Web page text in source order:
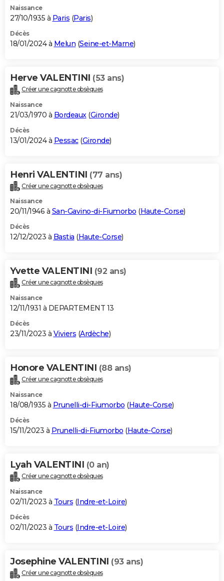
Naissance
27/10/1935 à Paris (Paris)
Décès
18/01/2024 à Melun (Seine-et-Marne)
Herve VALENTINI (53 ans)
Créer une cagnotte obsèques
Naissance
21/03/1970 à Bordeaux (Gironde)
Décès
13/01/2024 à Pessac(Gironde)
Henri VALENTINI (77 ans)
Créer une cagnotte obsèques
Naissance
20/11/1946 à San-Gavino-di-Fiumorbo (Haute-Corse)
Décès
12/12/2023 à Bastia (Haute-Corse)
Yvette VALENTINI (92 ans)
Créer une cagnotte obsèques
Naissance
12/11/1931 à DEPARTEMENT 13
Décès
23/11/2023 à Viviers (Ardèche)
Honore VALENTINI (88 ans)
Créer une cagnotte obsèques
Naissance
18/08/1935 à Prunelli-di-Fiumorbo (Haute-Corse)
Décès
15/11/2023 à Prunelli-di-Fiumorbo (Haute-Corse)
Lyah VALENTINI (0 an)
Créer une cagnotte obsèques
Naissance
02/11/2023 à Tours (Indre-et-Loire)
Décès
02/11/2023 à Tours (Indre-et-Loire)
Josephine VALENTINI (93 ans)
Créer une cagnotte obsèques